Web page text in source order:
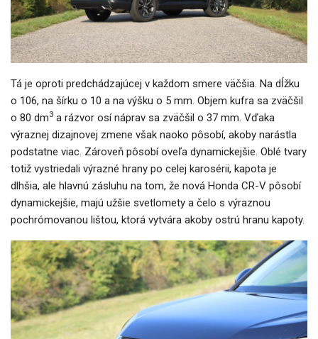
Tá je oproti predchádzajúcej v každom smere väčšia. Na dĺžku
o 106, na šírku o 10 a na výšku o 5 mm. Objem kufra sa zväčšil
o 80 dm3 a rázvor osí náprav sa zväčšil o 37 mm. Vďaka
výraznej dizajnovej zmene však naoko pôsobí, akoby narástla
podstatne viac. Zároveň pôsobí oveľa dynamickejšie. Oblé tvary
totiž vystriedali výrazné hrany po celej karosérii, kapota je
dlhšia, ale hlavnú zásluhu na tom, že nová Honda CR-V pôsobí
dynamickejšie, majú užšie svetlomety a čelo s výraznou
pochrómovanou lištou, ktorá vytvára akoby ostrú hranu kapoty.